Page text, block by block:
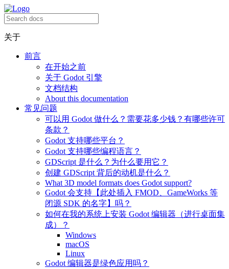
关于
前言
在开始之前
关于 Godot 引擎
文档结构
About this documentation
常见问题
可以用 Godot 做什么？需要花多少钱？有哪些许可
条款？
Godot 支持哪些平台？
Godot 支持哪些编程语言？
GDScript 是什么？为什么要用它？
创建 GDScript 背后的动机是什么？
What 3D model formats does Godot support?
Godot 会支持【此处插入 FMOD、GameWorks 等
闭源 SDK 的名字】吗？
如何在我的系统上安装 Godot 编辑器（进行桌面集
成）？
Windows
macOS
Linux
Godot 编辑器是绿色应用吗？